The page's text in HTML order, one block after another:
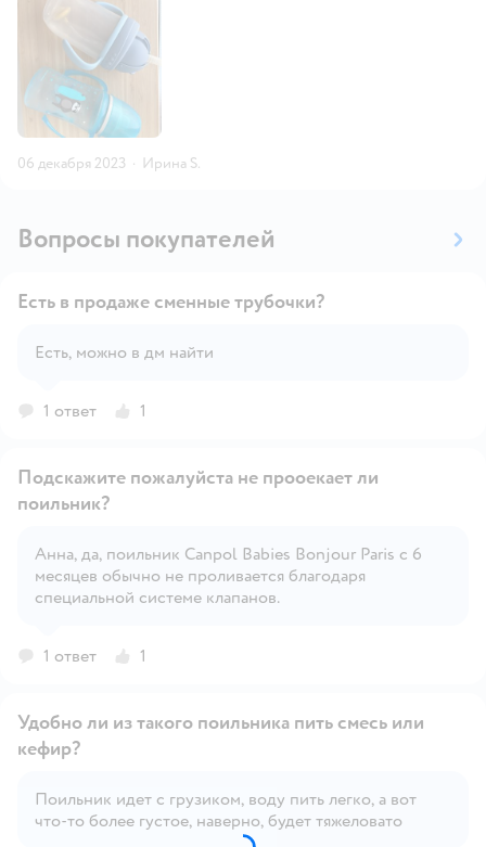
06 декабря 2023 · Ирина S.
Вопросы покупателей
Есть в продаже сменные трубочки?
Есть, можно в дм найти
1 ответ 1
Открыть вопрос
Подскажите пожалуйста не прооекает ли
поильник?
Анна, да, поильник Canpol Babies Bonjour Paris с 6
месяцев обычно не проливается благодаря
специальной системе клапанов.
1 ответ 1
Открыть вопрос
Удобно ли из такого поильника пить смесь или
кефир?
Поильник идет с грузиком, воду пить легко, а вот
что-то более густое, наверно, будет тяжеловато